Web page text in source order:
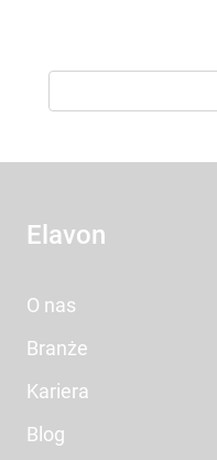
Elavon
O nas
Branże
Kariera
Blog